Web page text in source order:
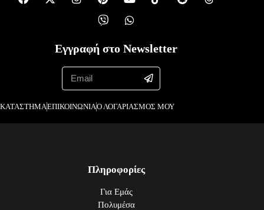
Εγγραφή στο Newsletter
ΚΑΤΑΣΤΗΜΑΕΠΙΚΟΙΝΩΝΙΑΟ ΛΟΓΑΡΙΑΣΜΟΣ ΜΟΥ
Πληροφορίες
Για Εμάς
Πολυμέσα